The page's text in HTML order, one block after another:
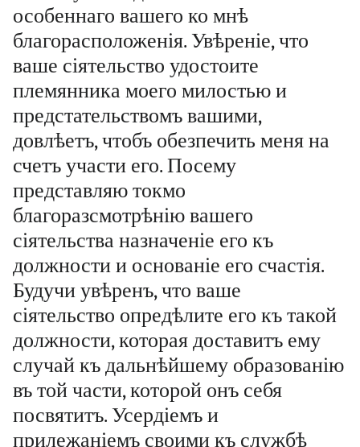
особеннаго вашего ко мнѣ
благорасположенія. Увѣреніе, что
ваше сіятельство удостоите
племянника моего милостью и
предстательствомъ вашими,
довлѣетъ, чтобъ обезпечить меня на
счетъ участи его. Посему
представляю токмо
благоразсмотрѣнію вашего
сіятельства назначеніе его къ
должности и основаніе его счастія.
Будучи увѣренъ, что ваше
сіятельство опредѣлите его къ такой
должности, которая доставитъ ему
случай къ дальнѣйшему образованію
въ той части, которой онъ себя
посвятитъ. Усердіемъ и
прилежаніемъ своими къ службѣ